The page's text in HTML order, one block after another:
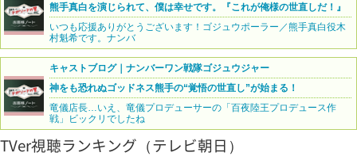
熊手真白を演じられて、僕は幸せです。『これが俺様の世直しだ！』
いつも応援ありがとうございます！ゴジュウポーラー／熊手真白役木
村魁希です。ナンバ
キャストブログ｜ナンバーワン戦隊ゴジュウジャー
神をも恐れぬゴッドネス熊手の“覚悟の世直し”が始まる！
竜儀店長…いえ、竜儀プロデューサーの「百夜陸王プロデュース作
戦」ビックリでしたね
TVer視聴ランキング（テレビ朝日）